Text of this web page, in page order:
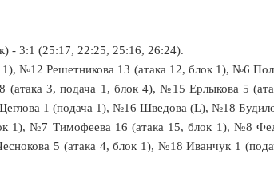
- 3:1 (25:17, 22:25, 25:16, 26:24).
№12 Решетникова 13 (атака 12, блок 1), №6
3, подача 1, блок 4), №15 Ерлыкова 5
1 (подача 1), №16 Шведова (L), №18
1), №7 Тимофеева 16 (атака 15, блок 1), №8
5 (атака 4, блок 1), №18 Иванчук 1